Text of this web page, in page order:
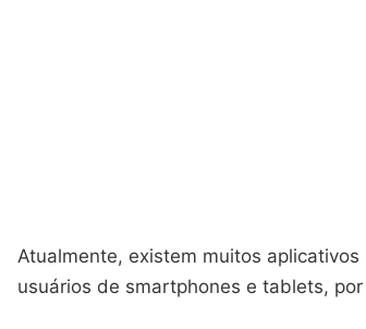
Atualmente, existem muitos
usuários de smartphones e tablets,